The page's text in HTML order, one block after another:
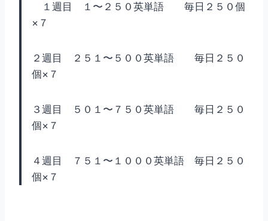
１週目 １〜２５０英単語 毎日２５０個
×７
２週目 ２５１〜５００英単語 毎日２５０
個×７
３週目 ５０１〜７５０英単語 毎日２５０
個×７
４週目 ７５１〜１０００英単語 毎日２５０
個×７